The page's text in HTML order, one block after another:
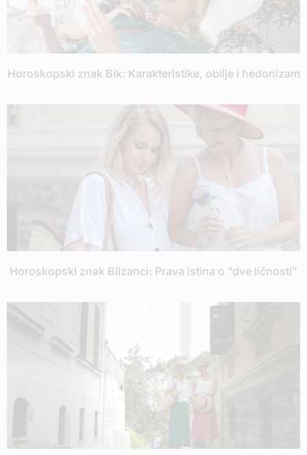
Horoskopski znak Bik: Karakteristike, obilje i hedonizam
Horoskopski znak Blizanci: Prava istina o “dve ličnosti”